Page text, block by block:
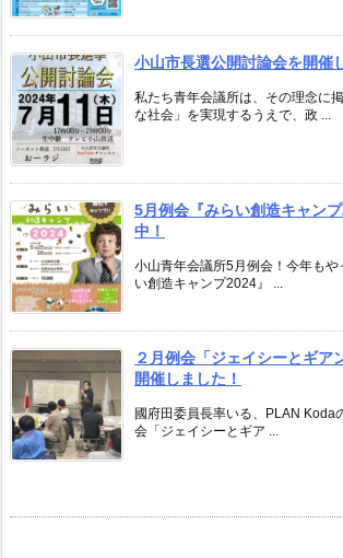
小山市長選公開討論会を開催
私たち青年会議所は、その理念に
な社会」を実現するうえで、政 ...
5月例会『みらい創造キャン
中！
小山青年会議所5月例会！今年もや
い創造キャンプ2024』 ...
２月例会「ジェイシーとギア
開催しました！
國府田委員長率いる、PLAN Koda
会「ジェイシーとギア ...